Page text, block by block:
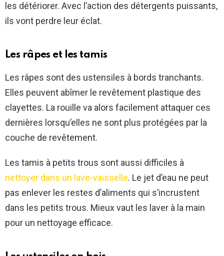
les détériorer. Avec l’action des détergents puissants,
ils vont perdre leur éclat.
Les râpes et les tamis
Les râpes sont des ustensiles à bords tranchants.
Elles peuvent abîmer le revêtement plastique des
clayettes. La rouille va alors facilement attaquer ces
dernières lorsqu’elles ne sont plus protégées par la
couche de revêtement.
Les tamis à petits trous sont aussi difficiles à
nettoyer dans un lave-vaisselle. Le jet d’eau ne peut
pas enlever les restes d’aliments qui s’incrustent
dans les petits trous. Mieux vaut les laver à la main
pour un nettoyage efficace.